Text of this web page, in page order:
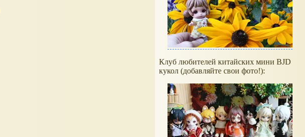
Клуб любителей китайских мини BJD
кукол (добавляйте свои фото!):